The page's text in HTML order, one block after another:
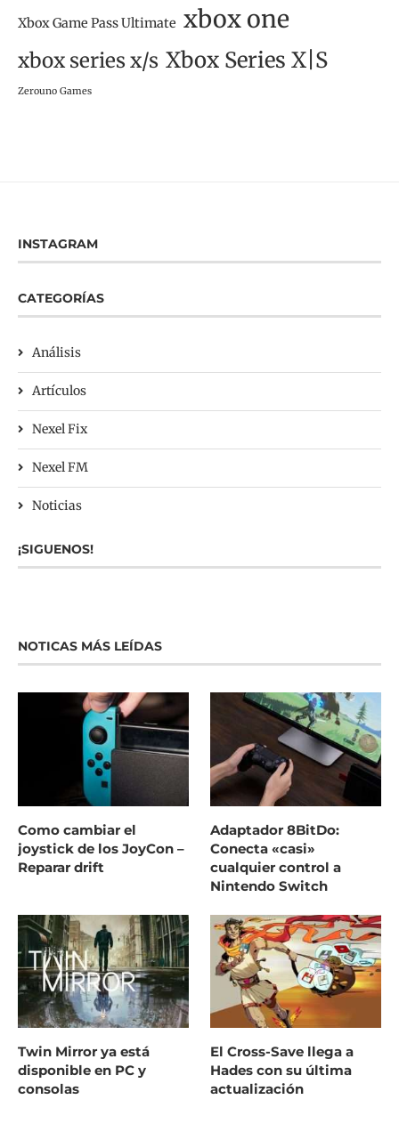
Xbox Game Pass Ultimate xbox one
xbox series x/s Xbox Series X|S
Zerouno Games
INSTAGRAM
CATEGORÍAS
Análisis
Artículos
Nexel Fix
Nexel FM
Noticias
¡SIGUENOS!
NOTICAS MÁS LEÍDAS
Como cambiar el
joystick de los JoyCon –
Reparar drift
Adaptador 8BitDo:
Conecta «casi»
cualquier control a
Nintendo Switch
Twin Mirror ya está
disponible en PC y
consolas
El Cross-Save llega a
Hades con su última
actualización